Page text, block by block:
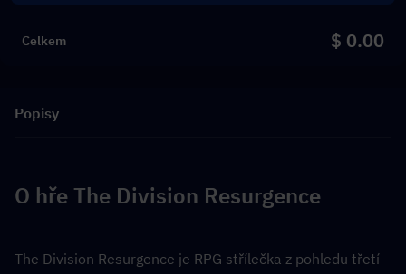
Celkem $ 0.00
Popisy
O hře The Division Resurgence
The Division Resurgence je RPG střílečka z pohledu třetí